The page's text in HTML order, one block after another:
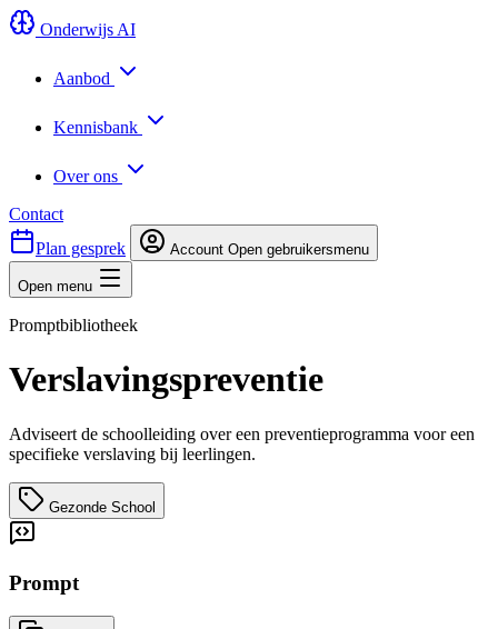
Onderwijs AI
Aanbod
Kennisbank
Over ons
Contact
Plan gesprek
Account Open gebruikersmenu
Open menu
Promptbibliotheek
Verslavingspreventie
Adviseert de schoolleiding over een preventieprogramma voor een
specifieke verslaving bij leerlingen.
Gezonde School
Prompt